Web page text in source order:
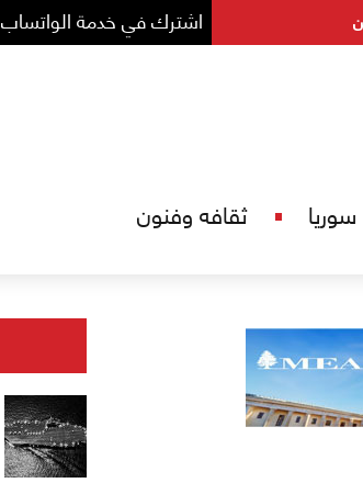
اشترك في خدمة الواتساب
سوريا ثقافه وفنون